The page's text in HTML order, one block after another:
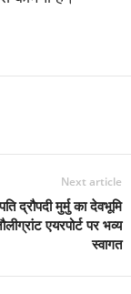
Next article
द्रौपदी मुर्मु का देवभूमि
एयरपोर्ट पर भव्य
स्वागत